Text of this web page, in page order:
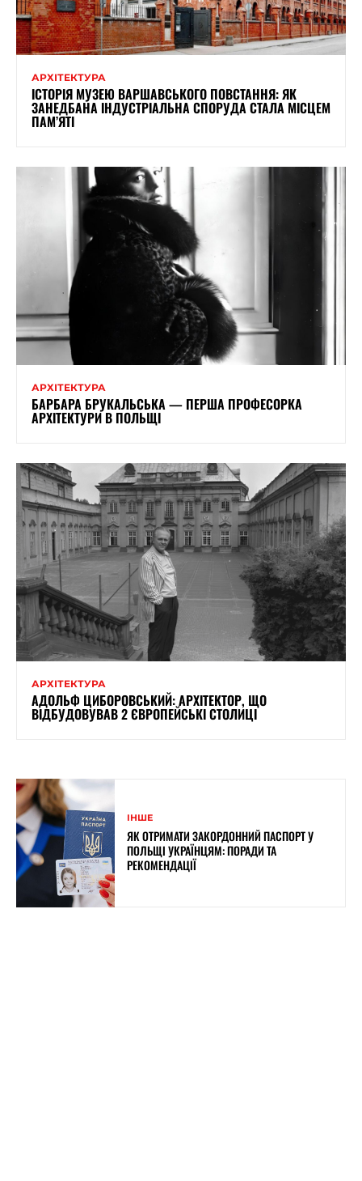
АРХІТЕКТУРА
ІСТОРІЯ МУЗЕЮ ВАРШАВСЬКОГО ПОВСТАННЯ: ЯК
ЗАНЕДБАНА ІНДУСТРІАЛЬНА СПОРУДА СТАЛА МІСЦЕМ
ПАМ’ЯТІ
АРХІТЕКТУРА
БАРБАРА БРУКАЛЬСЬКА — ПЕРША ПРОФЕСОРКА
АРХІТЕКТУРИ В ПОЛЬЩІ
АРХІТЕКТУРА
АДОЛЬФ ЦИБОРОВСЬКИЙ: АРХІТЕКТОР, ЩО
ВІДБУДОВУВАВ 2 ЄВРОПЕЙСЬКІ СТОЛИЦІ
ІНШЕ
ЯК ОТРИМАТИ ЗАКОРДОННИЙ ПАСПОРТ У
ПОЛЬЩІ УКРАЇНЦЯМ: ПОРАДИ ТА
РЕКОМЕНДАЦІЇ